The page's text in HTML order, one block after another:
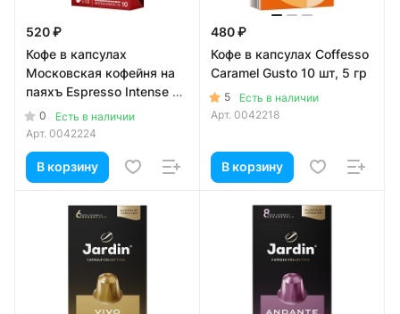
520 ₽
Кофе в капсулах
Московская кофейня на
паяхъ Espresso Intense 10
шт, 5 гр
0
Есть в наличии
Арт. 0042224
В корзину
480 ₽
Кофе в капсулах Coffesso
Caramel Gusto 10 шт, 5 гр
5
Есть в наличии
Арт. 0042218
В корзину